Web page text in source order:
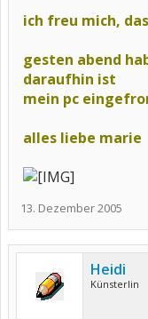
ich freu mich,
gesten abend
daraufhin ist
mein pc
alles liebe marie
13. Dezember 2005
Heidi
Künsterlin